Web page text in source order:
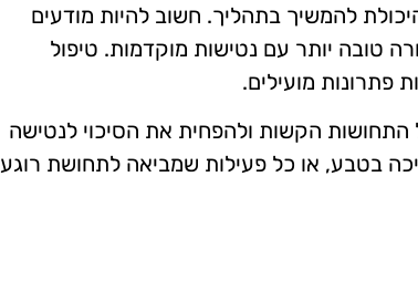
להמשיך בתהליך. חשוב להיות מודעים
טובה יותר עם נטישות מוקדמות. טיפול
פתרונות מועילים.
התחושות הקשות ולהפחית את הסיכוי לנטישה
בטבע, או כל פעילות שמביאה לתחושת רוגע